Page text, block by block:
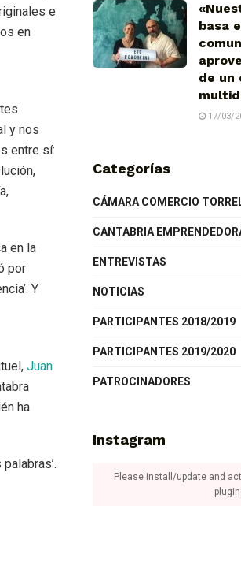
e
en
y nos
entre sí:
en la
por
Y
Juan
ha
basa
de un
17/03/
Categorías
CÁMARA COMERCIO
CANTABRIA
ENTREVISTAS
NOTICIAS
PARTICIPANTES 2018/2019
PARTICIPANTES 2019/2020
PATROCINADORES
Instagram
Please install/update and
plugin.